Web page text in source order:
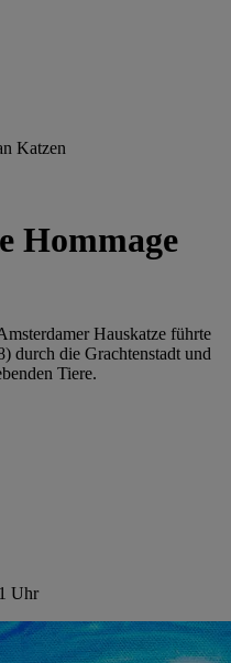
Katzen
Hommage
Hauskatze führte
durch die Grachtenstadt und
Tiere.
Uhr